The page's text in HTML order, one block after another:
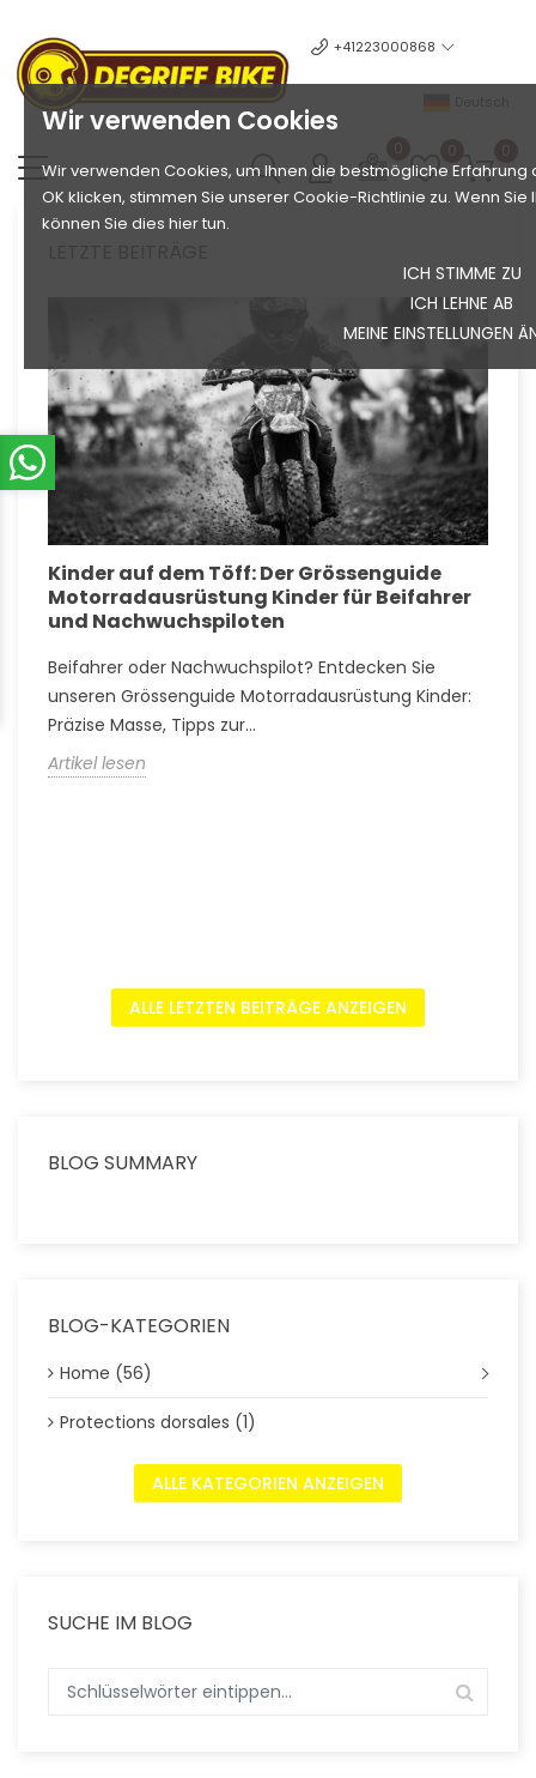
Wir verwenden Cookies
Wir verwenden Cookies, um Ihnen die bestmögliche
OK klicken, stimmen Sie unserer Cookie-Richtlinie zu. Wenn
können Sie dies hier tun.
ICH STIMME ZU
ICH LEHNE AB
MEINE EINSTELLUNGEN
+41223000868
Kinder auf dem Töff: Der Grössenguide
Motorradausrüstung Kinder für Beifahrer
und Nachwuchspiloten
Beifahrer oder Nachwuchspilot? Entdecken Sie
unseren Grössenguide Motorradausrüstung Kinder:
Präzise Masse, Tipps zur...
Artikel lesen
ALLE LETZTEN BEITRÄGE ANZEIGEN
BLOG SUMMARY
BLOG-KATEGORIEN
Home (56)
Protections dorsales (1)
ALLE KATEGORIEN ANZEIGEN
SUCHE IM BLOG